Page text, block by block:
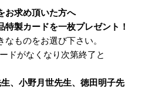
お求め頂いた方へ
特製カードを一枚プレゼント！
ものをお選び下さい。
ドがなくなり次第終了と
、小野月世先生、徳田明子先